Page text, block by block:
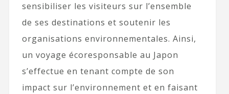
sensibiliser les visiteurs sur l’ensemble
de ses destinations et soutenir les
organisations environnementales. Ainsi,
un voyage écoresponsable au Japon
s’effectue en tenant compte de son
impact sur l’environnement et en faisant